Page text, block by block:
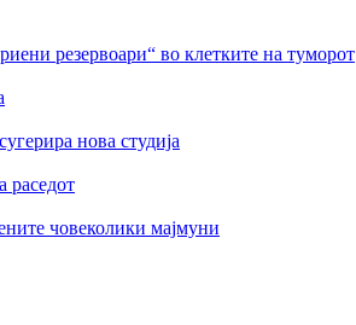
резервоари“ во клетките на туморот
нова студија
раседот
човеколики мајмуни